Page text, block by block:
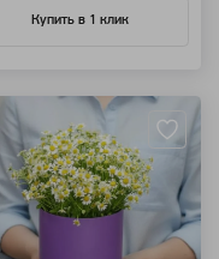
Купить в 1 клик